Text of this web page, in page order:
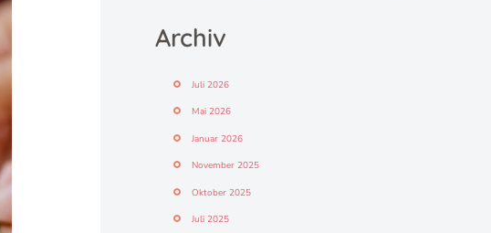
Archiv
Juli 2026
Mai 2026
Januar 2026
November 2025
Oktober 2025
Juli 2025